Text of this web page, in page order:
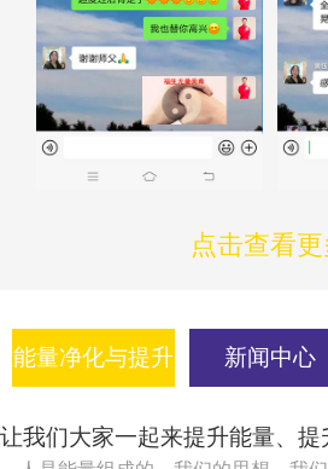
点击查看更
能量净化与提升 新闻中心